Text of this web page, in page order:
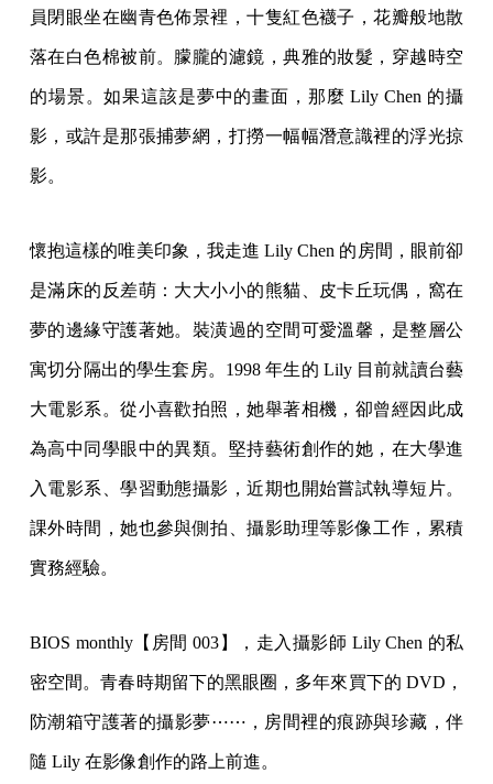
員閉眼坐在幽青色佈景裡，十隻紅色襪子，花瓣般地散
落在白色棉被前。朦朧的濾鏡，典雅的妝髮，穿越時空
的場景。如果這該是夢中的畫面，那麼 Lily Chen 的攝
影，或許是那張捕夢網，打撈一幅幅潛意識裡的浮光掠
影。
懷抱這樣的唯美印象，我走進 Lily Chen 的房間，眼前卻
是滿床的反差萌：大大小小的熊貓、皮卡丘玩偶，窩在
夢的邊緣守護著她。裝潢過的空間可愛溫馨，是整層公
寓切分隔出的學生套房。1998 年生的 Lily 目前就讀台藝
大電影系。從小喜歡拍照，她舉著相機，卻曾經因此成
為高中同學眼中的異類。堅持藝術創作的她，在大學進
入電影系、學習動態攝影，近期也開始嘗試執導短片。
課外時間，她也參與側拍、攝影助理等影像工作，累積
實務經驗。
BIOS monthly【房間 003】，走入攝影師 Lily Chen 的私
密空間。青春時期留下的黑眼圈，多年來買下的 DVD，
防潮箱守護著的攝影夢⋯⋯，房間裡的痕跡與珍藏，伴
隨 Lily 在影像創作的路上前進。